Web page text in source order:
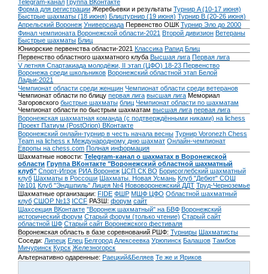
Telegram-канал Группа ВКонтакте
Форма для регистрации Жеребьевки и результаты Турнир A (10-17 июня)
Быстрые шахматы (18 июня) Блицтурнир (19 июня) Турнир B (20-26 июня)
Апрельский Воронеж Универсиада Первенство ОШК Турнир Эло до 2000
Финал чемпионата Воронежской области-2021 Второй дивизион Ветераны
Быстрые шахматы Блиц
Юниорские первенства области-2021 Классика Рапид Блиц
Первенство областного шахматного клуба Высшая лига Первая лига
V летняя Спартакиада молодёжи, II этап (ЦФО) 18-23 Первенство
Воронежа среди школьников Воронежский областной этап Белой
Ладьи-2021
Чемпионат области среди женщин Чемпионат области среди ветеранов
Чемпионат области по блицу первая лига высшая лига Мемориал
Загоровского быстрые шахматы блиц Чемпионат области по шахматам
Чемпионат области по быстрым шахматам высшая лига первая лига
Воронежская шахматная команда (с подтверждёнными никами) на lichess
Проект Патиум (PostOrion) ВКонтакте
Воронежский онлайн-турнир в честь начала весны Турнир Voronezh Chess
Team на lichess к Международному дню шахмат Онлайн-чемпионат
Европы на chess.com Полная информация
Шахматные новости: Telegram-канал о шахматах в Воронежской
области Группа ВКонтакте "Воронежский областной шахматный
клуб" Спорт-Игрок РИА Воронеж ЦСП СК ВО Борисоглебский шахматный
клуб Шахматы в Россоши Шахматы. Новая Усмань Клуб "Дебют" СОШ
№101 Клуб "Эндшпиль" Лицея №4 Нововоронежский ДДТ Труд-Черноземье
Шахматные организации: FIDE ФШР МШФ ЦФО Областной шахматный
клуб СШОР №13 ICCF РАЗШ: форум сайт
Шахсекция ВКонтакте "Воронеж шахматный" на БВФ Воронежский
исторический форум Cтарый форум (только чтение) Старый сайт
областной ШФ Старый сайт Воронежского фестиваля
Воронежская область в базе соревнований РШФ: Турниры Шахматисты
Соседи: Липецк Елец Белгород Алексеевка Урюпинск Балашов Тамбов
Мичуринск Курск Железногорск
Альтернативно одаренные: Раецкий&Беляев Те же и Яриков